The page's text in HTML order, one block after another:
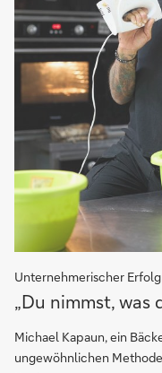
Unternehmerischer
„Du
nimmst,
was
du
„Du nimmst, was
Michael Kapaun, ein
ungewöhnlichen